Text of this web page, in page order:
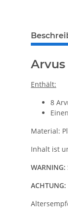
Enthält:
8
Material:
Inhalt ist
WARNING:
ACHTUNG: